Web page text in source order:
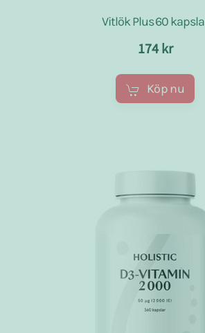
Vitlök Plus 60
174 kr
Köp nu